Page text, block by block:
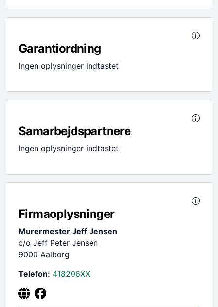
Garantiordning
Ingen oplysninger indtastet
Samarbejdspartnere
Ingen oplysninger indtastet
Firmaoplysninger
Murermester Jeff Jensen
c/o Jeff Peter Jensen
9000 Aalborg
Telefon: 418206XX